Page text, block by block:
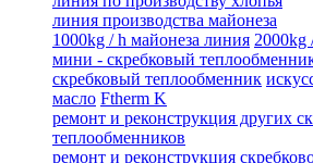
линия производства майонеза
1000kg / h майонеза линия 2000kg
мини - скребковый
скребковый теплообменник
масло Ftherm K
ремонт и реконструкция других
теплообменников
ремонт и реконструкция